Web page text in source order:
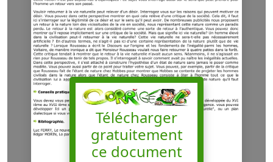
Télécharger
gratuitement
ce document